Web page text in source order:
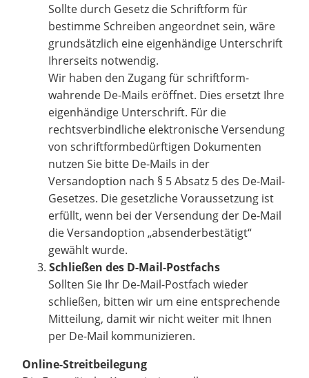
Sollte durch Gesetz die Schriftform für
bestimme Schreiben angeordnet sein, wäre
grundsätzlich eine eigenhändige Unterschrift
Ihrerseits notwendig.
Wir haben den Zugang für schriftform-
wahrende De-Mails eröffnet. Dies ersetzt Ihre
eigenhändige Unterschrift. Für die
rechtsverbindliche elektronische Versendung
von schriftformbedürftigen Dokumenten
nutzen Sie bitte De-Mails in der
Versandoption nach § 5 Absatz 5 des De-Mail-
Gesetzes. Die gesetzliche Voraussetzung ist
erfüllt, wenn bei der Versendung der De-Mail
die Versandoption „absenderbestätigt“
gewählt wurde.
Schließen des D-Mail-Postfachs
Sollten Sie Ihr De-Mail-Postfach wieder
schließen, bitten wir um eine entsprechende
Mitteilung, damit wir nicht weiter mit Ihnen
per De-Mail kommunizieren.
Online-Streitbeilegung